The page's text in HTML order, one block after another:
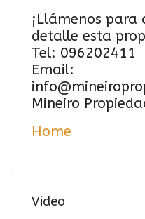
¡Llámenos para
detalle esta
Tel: 096202411
Email:
Mineiro
Home
Video